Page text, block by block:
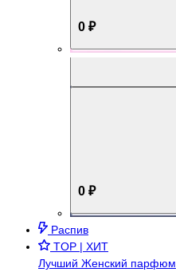
0 ₽
0 ₽
Распив
TOP | ХИТ
Лучший Женский парфюм